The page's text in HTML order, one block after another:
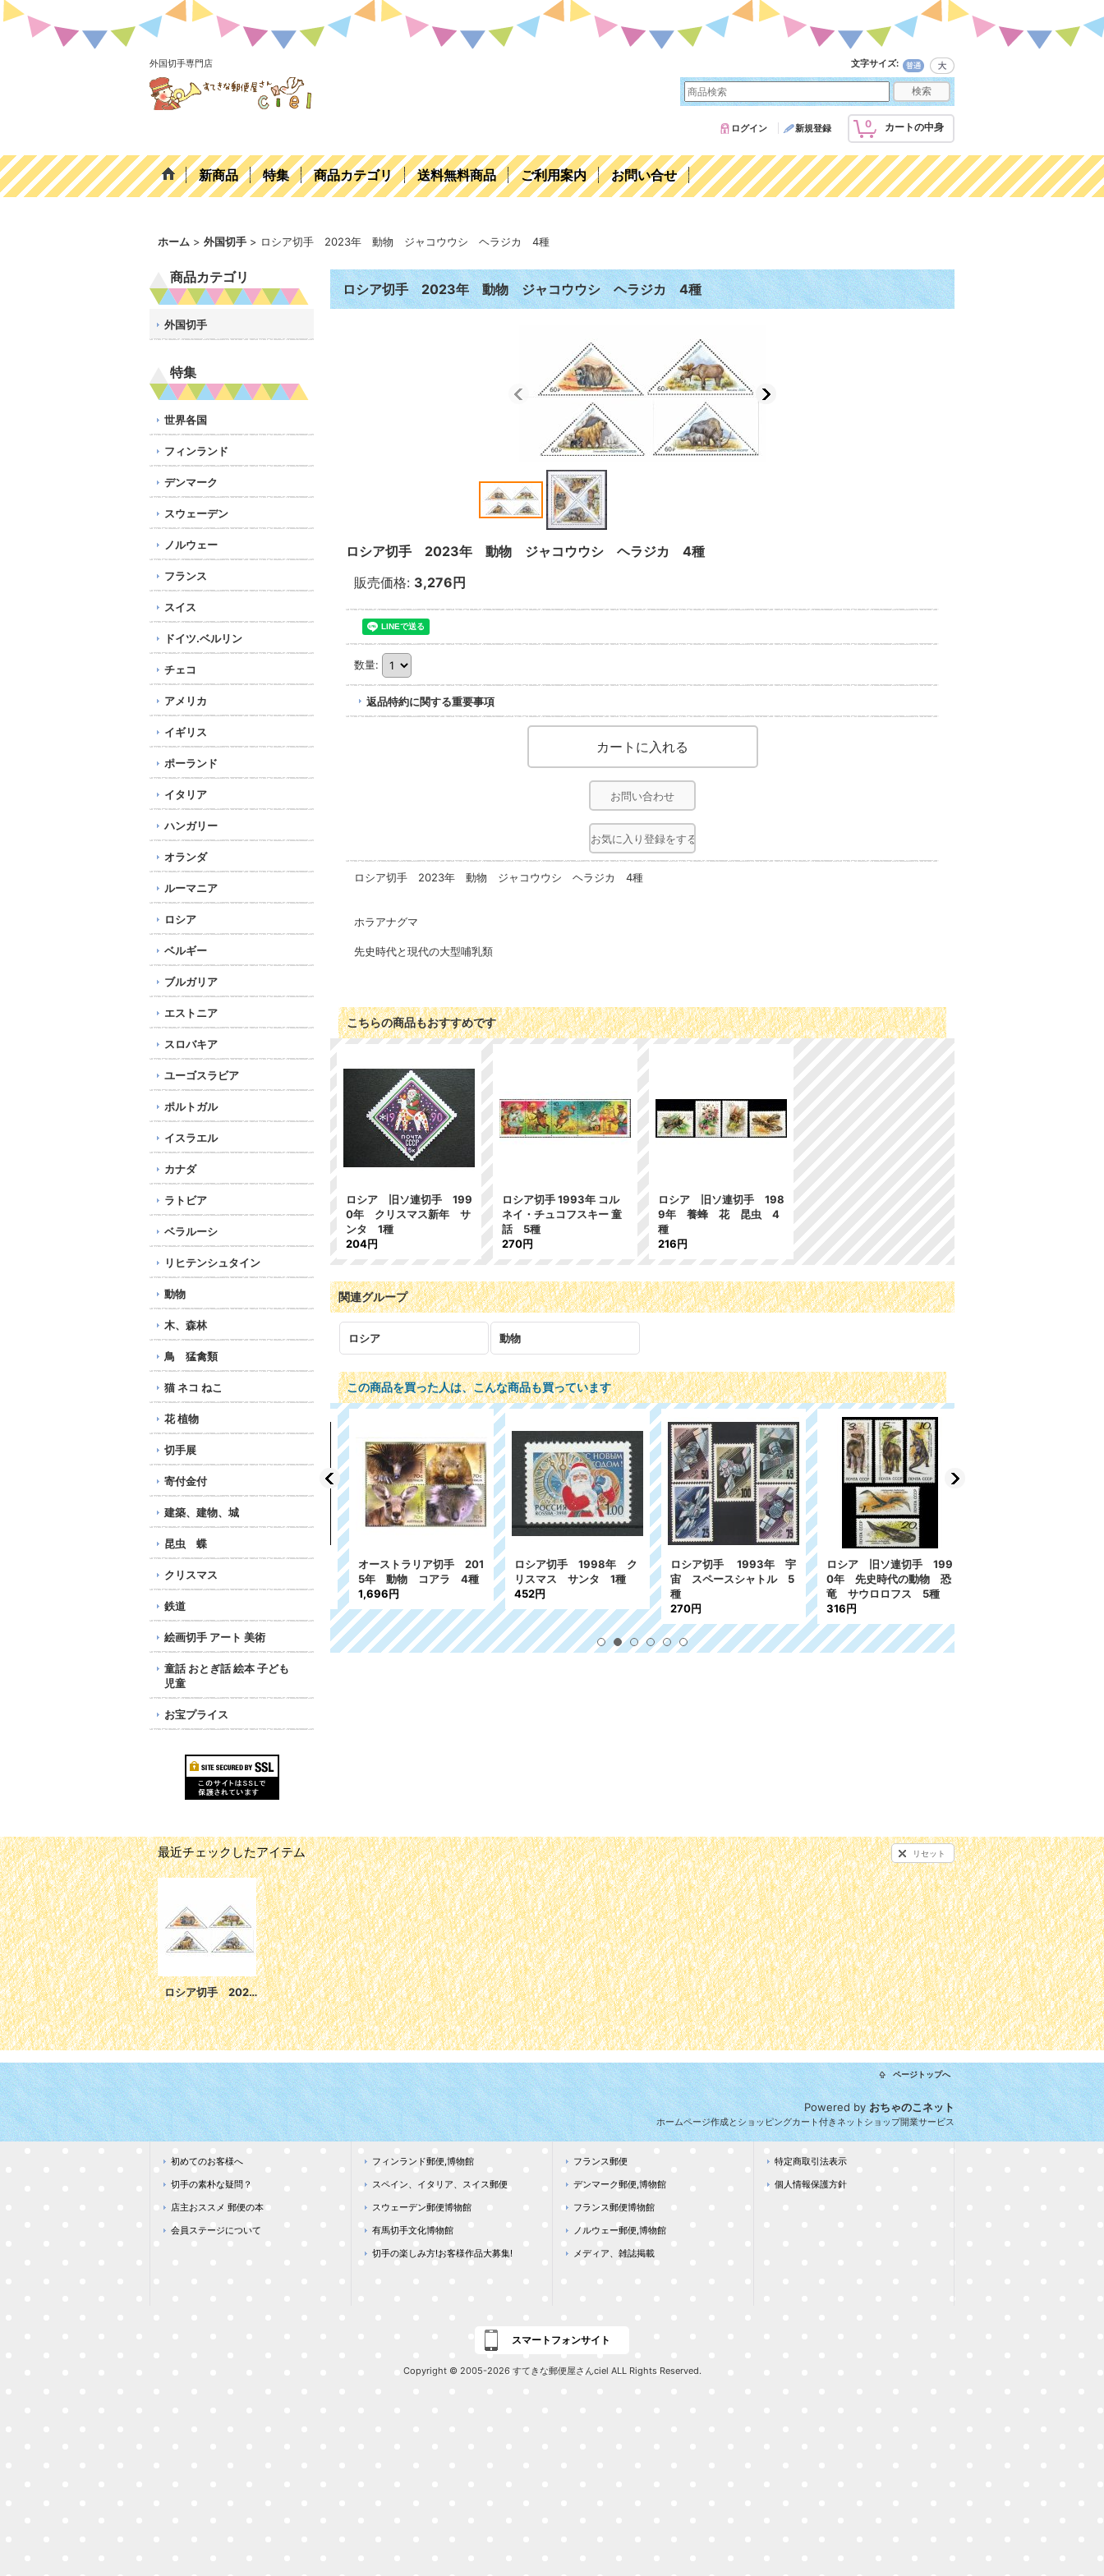
外国切手専門店 文字サイズ:
0 カートの中身
ログイン 新規登録
新商品 特集 商品カテゴリ 送料無料商品 ご利用案内 お問い合せ
ホーム > 外国切手 > ロシア切手 2023年 動物 ジャコウウシ ヘラジカ 4種
商品カテゴリ
外国切手
特集
世界各国
フィンランド
デンマーク
スウェーデン
ノルウェー
フランス
スイス
ドイツ.ベルリン
チェコ
アメリカ
イギリス
ポーランド
イタリア
ハンガリー
オランダ
ルーマニア
ロシア
ベルギー
ブルガリア
エストニア
スロバキア
ユーゴスラビア
ポルトガル
イスラエル
カナダ
ラトビア
ベラルーシ
リヒテンシュタイン
動物
木、森林
鳥 猛禽類
猫 ネコ ねこ
花 植物
切手展
寄付金付
建築、建物、城
昆虫 蝶
クリスマス
鉄道
絵画切手 アート 美術
童話 おとぎ話 絵本 子ども
児童
お宝プライス
ロシア切手 2023年 動物 ジャコウウシ ヘラジカ 4種
ロシア切手 2023年 動物 ジャコウウシ ヘラジカ 4種
販売価格: 3,276円
数量:
返品特約に関する重要事項
お問い合わせ
お気に入り登録をする
ロシア切手 2023年 動物 ジャコウウシ ヘラジカ 4種
ホラアナグマ
先史時代と現代の大型哺乳類
こちらの商品もおすすめです
ロシア 旧ソ連切手 199
0年 クリスマス新年 サ
ンタ 1種
204円
ロシア切手 1993年 コル
ネイ・チュコフスキー 童
話 5種
270円
ロシア 旧ソ連切手 198
9年 養蜂 花 昆虫 4
種
216円
関連グループ
ロシア 動物
この商品を買った人は、こんな商品も買っています
リスマス サンタ 1種
594円
オーストラリア切手 201
5年 動物 コアラ 4種
1,696円
ロシア切手 1998年 ク
リスマス サンタ 1種
452円
ロシア切手 1993年 宇
宙 スペースシャトル 5
270円
ロシア 旧ソ連切手 199
0年 先史時代の動物 恐
竜 サウロロフス 5種
316円
最近チェックしたアイテム リセット
ロシア切手 2023年 動物 ジャコウウシ ヘラジカ 4種
ページトップへ
Powered byおちゃのこネット
ホームページ作成とショッピングカート付きネットショップ開業サービス
初めてのお客様へ
切手の素朴な疑問？
店主おススメ 郵便の本
会員ステージについて
フィンランド郵便,博物館
スペイン、イタリア、スイス郵便
スウェーデン郵便博物館
有馬切手文化博物館
切手の楽しみ方!お客様作品大募集!
フランス郵便
デンマーク郵便,博物館
フランス郵便博物館
ノルウェー郵便,博物館
メディア、雑誌掲載
特定商取引法表示
個人情報保護方針
スマートフォンサイト
Copyright © 2005-2026 すてきな郵便屋さんciel ALL Rights Reserved.